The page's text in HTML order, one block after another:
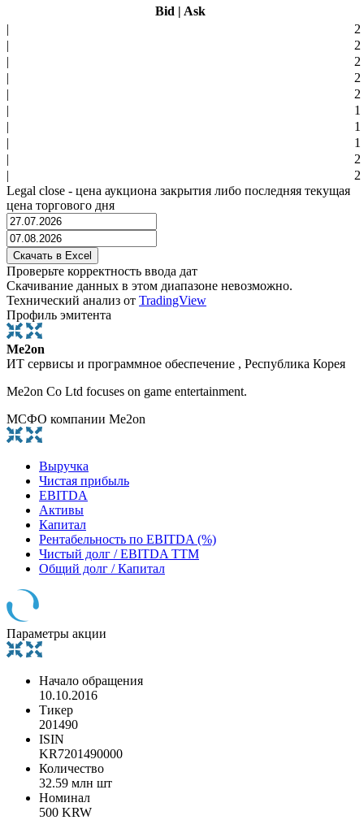
Bid | Ask
|
2
|
2
|
2
|
2
|
2
|
1
|
1
|
1
|
2
|
2
Legal close - цена аукциона закрытия либо последняя текущая
цена торгового дня
Проверьте корректность ввода дат
Скачивание данных в этом диапазоне невозможно.
Технический анализ от TradingView
Профиль эмитента
Me2on
ИТ сервисы и программное обеспечение , Республика Корея
Me2on Co Ltd focuses on game entertainment.
МСФО компании Me2on
Выручка
Чистая прибыль
EBITDA
Активы
Капитал
Рентабельность по EBITDA (%)
Чистый долг / EBITDA TTM
Общий долг / Капитал
Параметры акции
Начало обращения
10.10.2016
Тикер
201490
ISIN
KR7201490000
Количество
32.59 млн шт
Номинал
500 KRW